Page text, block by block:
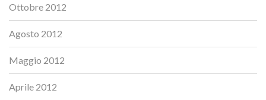
Ottobre 2012
Agosto 2012
Maggio 2012
Aprile 2012